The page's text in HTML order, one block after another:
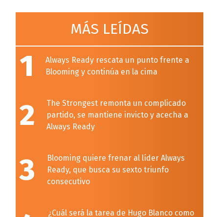
MÁS LEÍDAS
1
Always Ready rescata un punto frente a
Blooming y continúa en la cima
2
The Strongest remonta un complicado
partido, se mantiene invicto y acecha a
Always Ready
3
Blooming quiere frenar al líder Always
Ready, que busca su sexto triunfo
consecutivo
¿Cuál será la tarea de Hugo Blanco como